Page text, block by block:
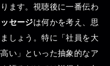
ます。視聴後に一番伝わ
セージは何かを考え、思
しょう。特に「社員を大
い」といった抽象的なア